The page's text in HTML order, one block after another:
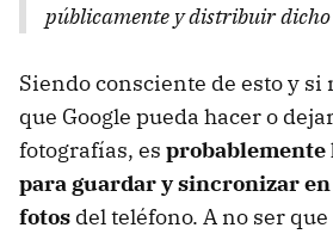
públicamente y distribuir
Siendo consciente de esto y si
que Google pueda hacer o
fotografías, es probablemente
para guardar y sincronizar
fotos del teléfono. A no ser